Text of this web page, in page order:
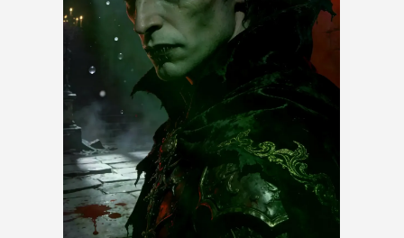
Avatar Video
Video de IA
Foto AI
Otras herramientas
Ver todas las plantillas